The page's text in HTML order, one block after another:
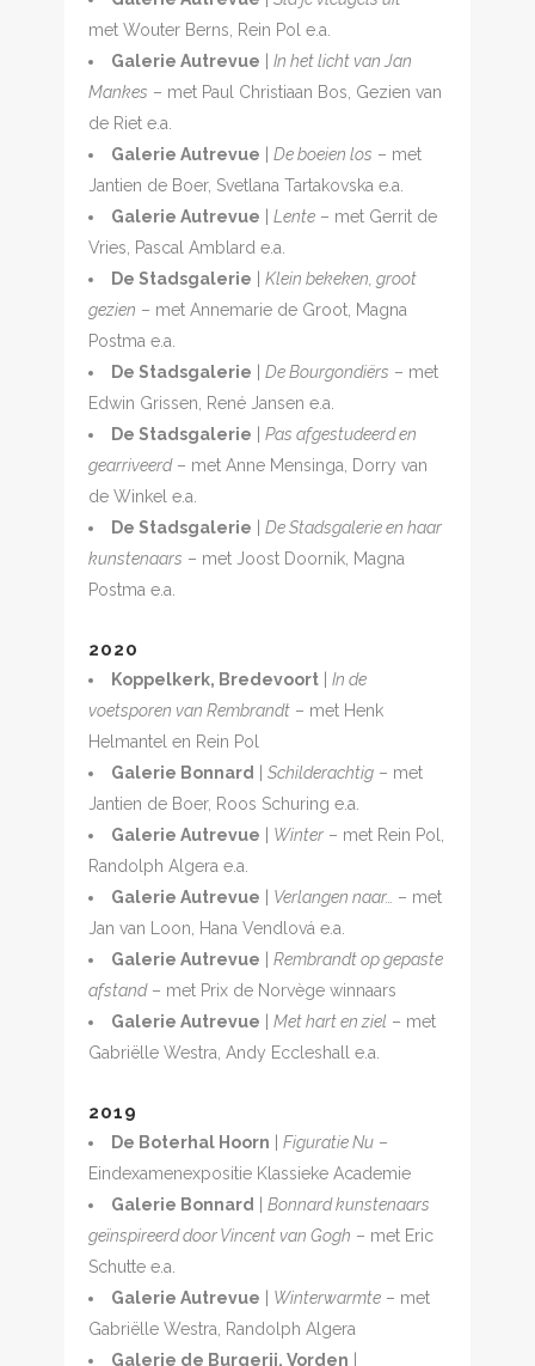
met Wouter Berns, Rein Pol e.a.
Galerie Autrevue
In het licht van Jan
Mankes – met Paul Christiaan Bos, Gezien van
de Riet e.a.
Galerie Autrevue
De boeien los – met
Jantien de Boer, Svetlana Tartakovska e.a.
Galerie Autrevue
Lente – met Gerrit de
Vries, Pascal Amblard e.a.
De Stadsgalerie
Klein bekeken, groot
gezien – met Annemarie de Groot, Magna
Postma e.a.
De Stadsgalerie
De Bourgondiërs – met
Edwin Grissen, René Jansen e.a.
De Stadsgalerie
Pas afgestudeerd en
gearriveerd– met Anne Mensinga, Dorry van
de Winkel e.a.
De Stadsgalerie
De Stadsgalerie en haar
kunstenaars – met Joost Doornik, Magna
Postma e.a.
2020
Koppelkerk, Bredevoort
In de
voetsporen van Rembrandt – met Henk
Helmantel en Rein Pol
Galerie Bonnard
Schilderachtig – met
Jantien de Boer, Roos Schuring e.a.
Galerie Autrevue
Winter – met Rein Pol,
Randolph Algera e.a.
Galerie Autrevue
Verlangen naar…
– met
Jan van Loon, Hana Vendlová e.a.
Galerie Autrevue
Rembrandt op gepaste
afstand– met Prix de Norvège winnaars
Galerie Autrevue
Met hart en ziel – met
Gabriëlle Westra, Andy Eccleshall e.a.
2019
De Boterhal Hoorn Figuratie Nu –
Eindexamenexpositie Klassieke Academie
Galerie Bonnard
Bonnard kunstenaars
geïnspireerd door Vincent van Gogh – met Eric
Schutte e.a.
Galerie Autrevue
Winterwarmte – met
Gabriëlle Westra, Randolph Algera
Galerie de Burgerij, Vorden